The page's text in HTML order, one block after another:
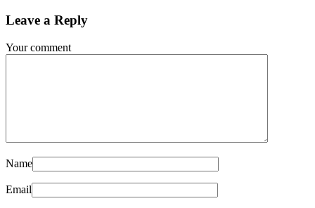
Leave a Reply
Your comment
Name
Email